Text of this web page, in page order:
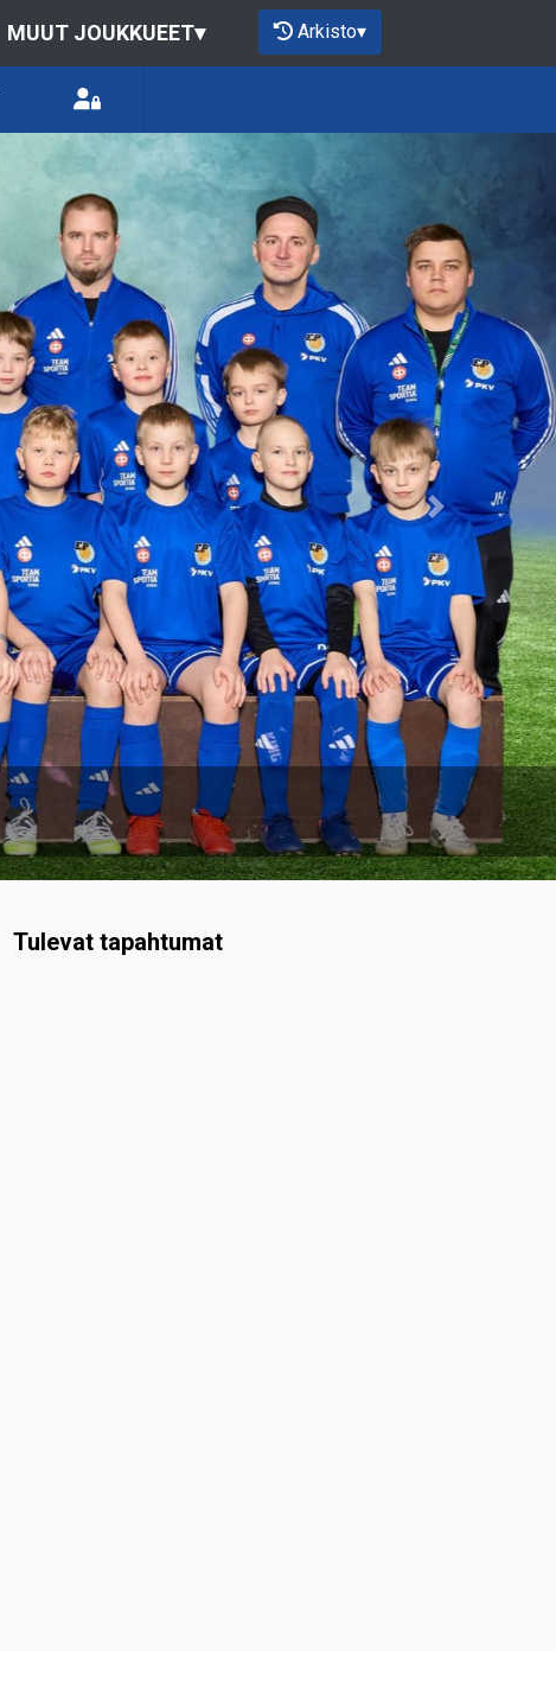
MUUT JOUKKUEET▾ Arkisto▾
Next
Tulevat tapahtumat